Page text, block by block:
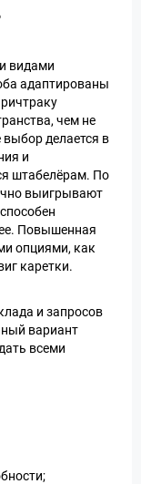
видами
адаптированы
чем не
делается в
и
штабелёрам. По
выигрывают
Повышенная
опциями, как
каретки.
и запросов
вариант
всеми